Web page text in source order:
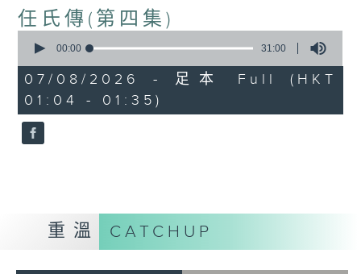
任氏傳(第四集)
seconds
31
minutes,
0
seconds
00:00 31:00
07/08/2026 - 足本 Full (HKT
01:04 - 01:35)
重溫 CATCHUP